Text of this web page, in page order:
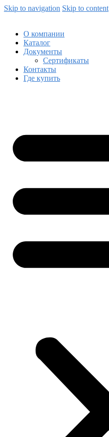
Skip to navigation Skip to content
О компании
Каталог
Документы
Сертификаты
Контакты
Где купить